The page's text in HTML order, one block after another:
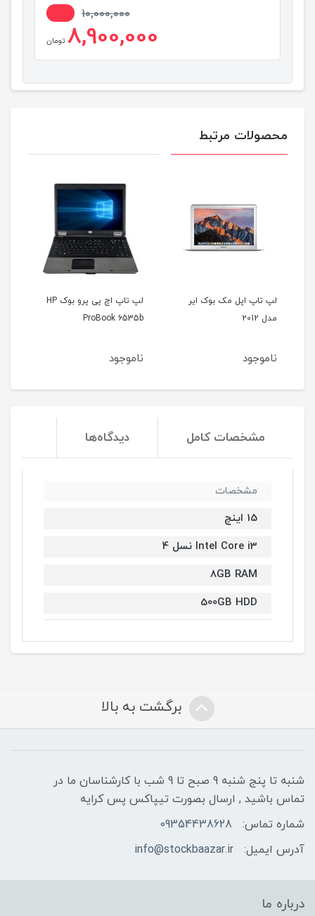
10,000,000
8,900,000 تومان
محصولات مرتبط
لپ تاپ اپل مک بوک ایر
مدل 2012
ناموجود
لپ تاپ اچ پی پرو بوک HP
ProBook 6535b
ناموجود
مشخصات کامل دیدگاه‌ها
مشخصات
15 اینچ
Intel Core i3 نسل 4
8GB RAM
500GB HDD
برگشت به بالا
شنبه تا پنج شنبه 9 صبح تا 9 شب با کارشناسان ما در
تماس باشید , ارسال بصورت تیپاکس پس کرایه
شماره تماس:
09354438628
آدرس ایمیل:
info@stockbaazar.ir
درباره ما